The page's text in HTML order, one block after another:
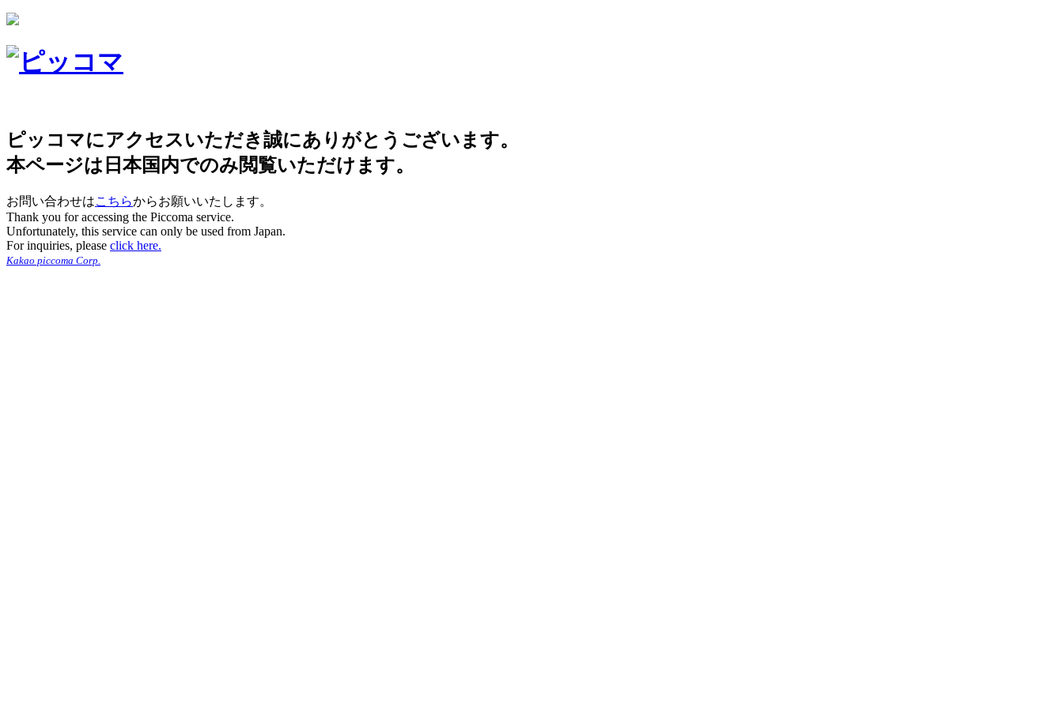
ピッコマにアクセスいただき誠にありがとうございます。
本ページは日本国内でのみ閲覧いただけます。
お問い合わせはこちらからお願いいたします。
Thank you for accessing the Piccoma service.
Unfortunately, this service can only be used from Japan.
For inquiries, please click here.
Kakao piccoma Corp.